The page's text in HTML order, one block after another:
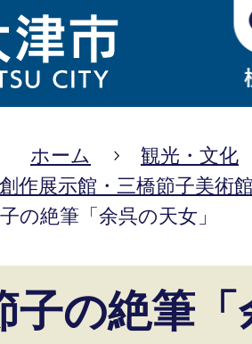
ホーム
観光・文化
作展示館・三橋節子美術
の絶筆「余呉の天女」
子の絶筆